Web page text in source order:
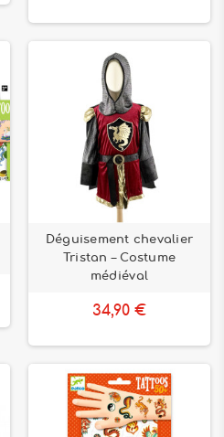
Déguisement chevalier
Tristan – Costume
médiéval
34,90 €